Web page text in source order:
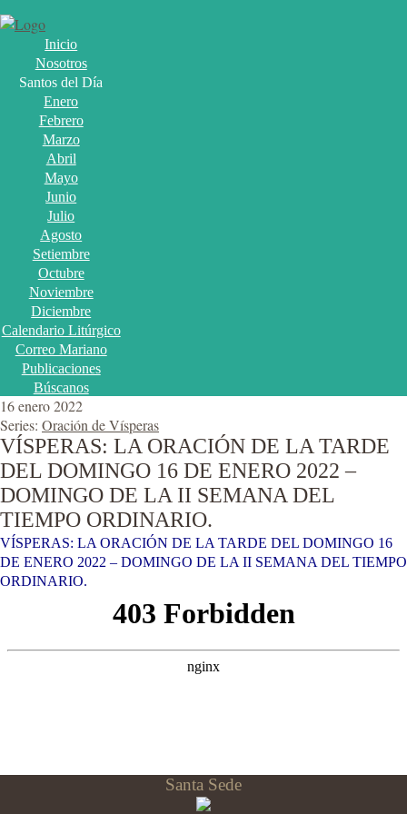
Inicio
Nosotros
Santos del Día
Enero
Febrero
Marzo
Abril
Mayo
Junio
Julio
Agosto
Setiembre
Octubre
Noviembre
Diciembre
Calendario Litúrgico
Correo Mariano
Publicaciones
Búscanos
16 enero 2022
Series: Oración de Vísperas
VÍSPERAS: LA ORACIÓN DE LA TARDE
DEL DOMINGO 16 DE ENERO 2022 –
DOMINGO DE LA II SEMANA DEL
TIEMPO ORDINARIO.
VÍSPERAS: LA ORACIÓN DE LA TARDE DEL DOMINGO 16
DE ENERO 2022 – DOMINGO DE LA II SEMANA DEL TIEMPO
ORDINARIO.
Santa Sede